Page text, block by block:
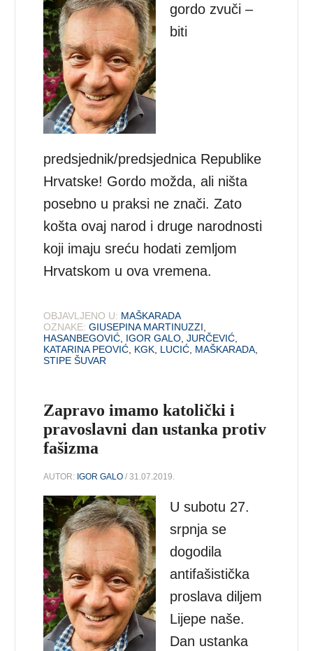
gordo zvuči –
biti
predsjednik/predsjednica Republike
Hrvatske! Gordo možda, ali ništa
posebno u praksi ne znači. Zato
košta ovaj narod i druge narodnosti
koji imaju sreću hodati zemljom
Hrvatskom u ova vremena.
OBJAVLJENO U: MAŠKARADA
OZNAKE: GIUSEPINA MARTINUZZI,
HASANBEGOVIĆ, IGOR GALO,JURČEVIĆ,
KATARINA PEOVIĆ, KGK, LUCIĆ, MAŠKARADA,
STIPE ŠUVAR
Zapravo imamo katolički i
pravoslavni dan ustanka protiv
fašizma
AUTOR: IGOR GALO / 31.07.2019.
U subotu 27.
srpnja se
dogodila
antifašistička
proslava diljem
Lijepe naše.
Dan ustanka